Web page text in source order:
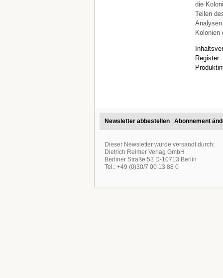
die
Teilen
Kolonien
Register
Newsletter abbestellen Abonnement
Dieser Newsletter wurde versandt durch:
Dietrich Reimer Verlag GmbH
Berliner Straße 53 D-10713 Berlin
Tel.: +49 (0)30/7 00 13 88 0